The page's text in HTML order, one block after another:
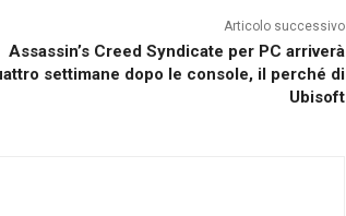
Articolo successivo
Assassin’s Creed Syndicate per PC arriverà
settimane dopo le console, il perché di
Ubisoft